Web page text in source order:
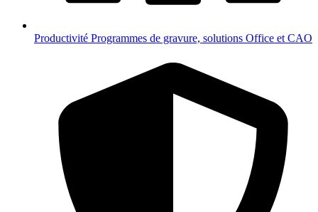
Productivité Programmes de gravure, solutions Office et CAO